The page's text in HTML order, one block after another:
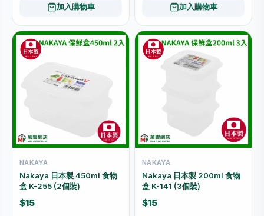
加入購物車 加入購物車
NAKAYA
Nakaya 日本製 450ml 食物
盒 K-255 (2個裝)
$15
NAKAYA
Nakaya 日本製 200ml 食物
盒 K-141 (3個裝)
$15